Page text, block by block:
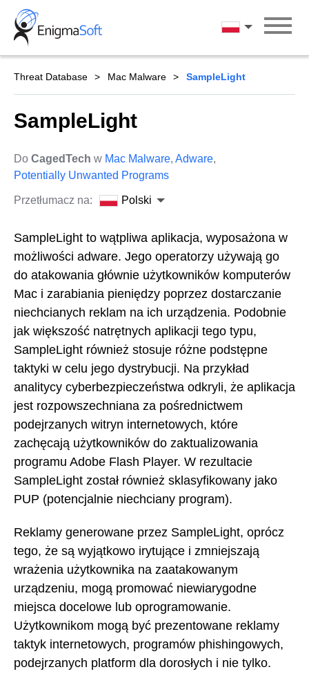
Skip
content
Polski
Threat Database Mac Malware SampleLight
SampleLight
Do CagedTech w Mac Malware, Adware,
Potentially Unwanted Programs
Przetłumacz na: Polski
SampleLight to wątpliwa aplikacja, wyposażona w
możliwości adware. Jego operatorzy używają go
do atakowania głównie użytkowników komputerów
Mac i zarabiania pieniędzy poprzez dostarczanie
niechcianych reklam na ich urządzenia. Podobnie
jak większość natrętnych aplikacji tego typu,
SampleLight również stosuje różne podstępne
taktyki w celu jego dystrybucji. Na przykład
analitycy cyberbezpieczeństwa odkryli, że aplikacja
jest rozpowszechniana za pośrednictwem
podejrzanych witryn internetowych, które
zachęcają użytkowników do zaktualizowania
programu Adobe Flash Player. W rezultacie
SampleLight został również sklasyfikowany jako
PUP (potencjalnie niechciany program).
Reklamy generowane przez SampleLight, oprócz
tego, że są wyjątkowo irytujące i zmniejszają
wrażenia użytkownika na zaatakowanym
urządzeniu, mogą promować niewiarygodne
miejsca docelowe lub oprogramowanie.
Użytkownikom mogą być prezentowane reklamy
taktyk internetowych, programów phishingowych,
podejrzanych platform dla dorosłych i nie tylko.